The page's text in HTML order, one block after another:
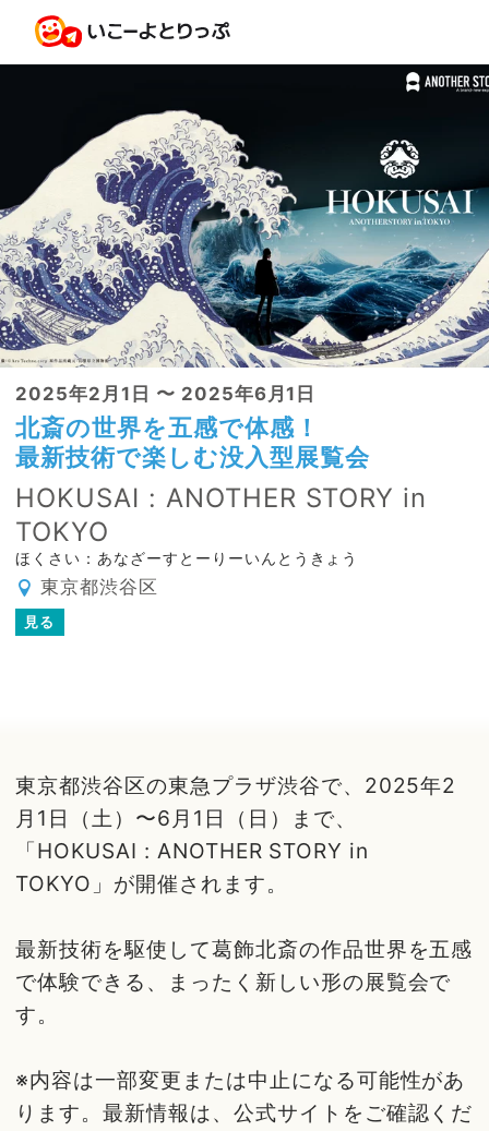
2025年2月1日 〜 2025年6月1日
北斎の世界を五感で体感！
最新技術で楽しむ没入型展覧会
HOKUSAI : ANOTHER STORY in
TOKYO
ほくさい：あなざーすとーりーいんとうきょう
東京都渋谷区
見る
東京都渋谷区の東急プラザ渋谷で、2025年2
月1日（土）〜6月1日（日）まで、
「HOKUSAI : ANOTHER STORY in
TOKYO」が開催されます。
最新技術を駆使して葛飾北斎の作品世界を五感
で体験できる、まったく新しい形の展覧会で
す。
※内容は一部変更または中止になる可能性があ
ります。最新情報は、公式サイトをご確認くだ